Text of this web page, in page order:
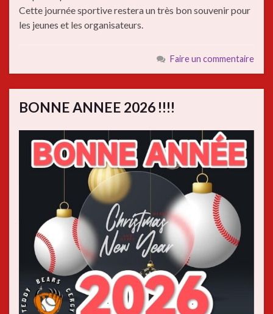
Cette journée sportive restera un très bon souvenir pour
les jeunes et les organisateurs.
Faire un commentaire
BONNE ANNEE 2026 !!!!